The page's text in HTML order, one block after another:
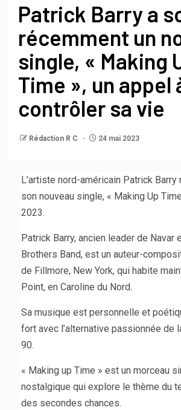
Patrick Barry a
récemment un
single, « Making
Time », un appel
contrôler sa vie
Rédaction R C 24 mai 2023
L’artiste nord-américain Patrick
son nouveau single, « Making Up
2023.
Patrick Barry, ancien leader de Navar
Brothers Band, est un auteur-
de Fillmore, New York, qui habite
Point, en Caroline du Nord.
Sa musique est personnelle et
fort avec l’alternative passionnée de
90.
« Making up Time » est un morceau
nostalgique qui explore le thème du
des secondes chances.